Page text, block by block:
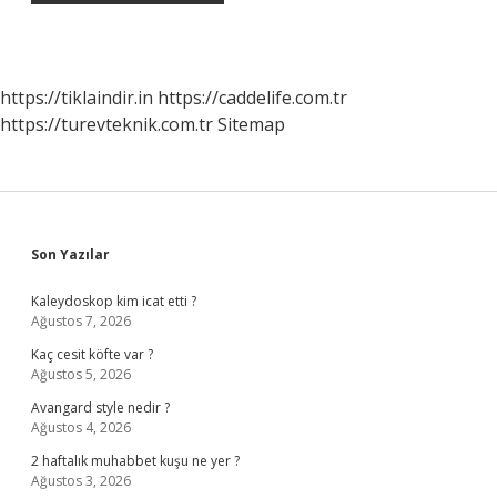
https://tiklaindir.in https://caddelife.com.tr
https://turevteknik.com.trSitemap
Sidebar
Son Yazılar
Kaleydoskop kim icat etti ?
Ağustos 7, 2026
Kaç cesit köfte var ?
Ağustos 5, 2026
Avangard style nedir ?
Ağustos 4, 2026
2 haftalık muhabbet kuşu ne yer ?
Ağustos 3, 2026